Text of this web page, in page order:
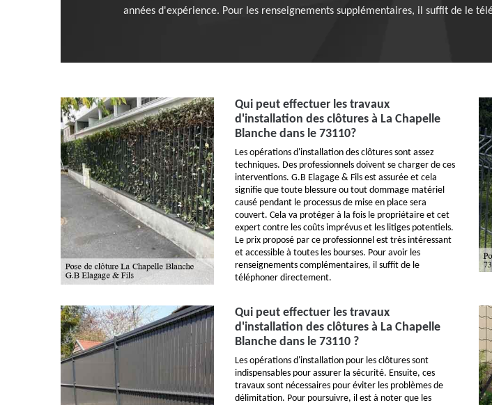
années d'expérience. Pour les renseignements supplémentaires, il suffit de le
Qui peut effectuer les travaux
d'installation des clôtures à La Chapelle
Blanche dans le 73110?
Les opérations d'installation des clôtures sont assez
techniques. Des professionnels doivent se charger de ces
interventions. G.B Elagage & Fils est assurée et cela
signifie que toute blessure ou tout dommage matériel
causé pendant le processus de mise en place sera
couvert. Cela va protéger à la fois le propriétaire et cet
expert contre les coûts imprévus et les litiges potentiels.
Le prix proposé par ce professionnel est très intéressant
et accessible à toutes les bourses. Pour avoir les
renseignements complémentaires, il suffit de le
téléphoner directement.
Qui peut effectuer les travaux
d'installation des clôtures à La Chapelle
Blanche dans le 73110 ?
Les opérations d'installation pour les clôtures sont
indispensables pour assurer la sécurité. Ensuite, ces
travaux sont nécessaires pour éviter les problèmes de
délimitation. Pour poursuivre, il est à noter que les